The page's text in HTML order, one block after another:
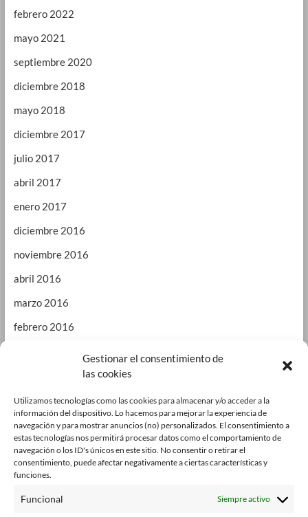
Gestionar el consentimiento de
las cookies
Utilizamos tecnologías como las cookies para almacenar y/o acceder a la
información del dispositivo. Lo hacemos para mejorar la experiencia de
navegación y para mostrar anuncios (no) personalizados. El consentimiento a
estas tecnologías nos permitirá procesar datos como el comportamiento de
navegación o los ID's únicos en este sitio. No consentir o retirar el
consentimiento, puede afectar negativamente a ciertas características y
funciones.
Funcional Siempre activo
febrero 2022
mayo 2021
septiembre 2020
diciembre 2018
mayo 2018
diciembre 2017
julio 2017
abril 2017
enero 2017
diciembre 2016
noviembre 2016
abril 2016
marzo 2016
febrero 2016
septiembre 2015
enero 2015
octubre 2014
julio 2014
junio 2014
enero 2014